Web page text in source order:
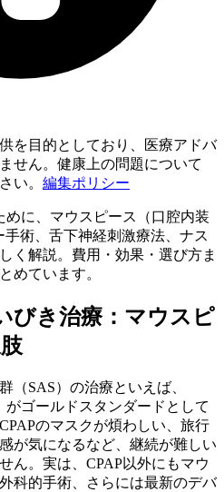
を目的としており、医療アドバ
せん。健康上の問題について
い。 編集ポリシー
めに、マウスピース（口腔内装
手術、舌下神経刺激療法、ナス
く解説。費用・効果・選び方ま
めています。
びき治療：マウスピ
（SAS）の治療といえば、
がゴールドスタンダードとして
のマスクが煩わしい、旅行
が気になるなど、継続が難しい
ん。実は、CPAP以外にもマウ
科的手術、さらには最新のデバ